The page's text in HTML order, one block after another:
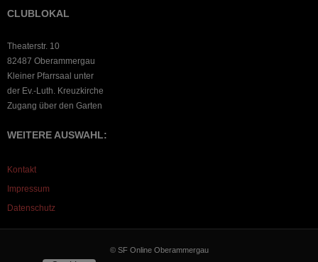
CLUBLOKAL
Theaterstr. 10
82487 Oberammergau
Kleiner Pfarrsaal unter
der Ev.-Luth. Kreuzkirche
Zugang über den Garten
WEITERE AUSWAHL:
Kontakt
Impressum
Datenschutz
© SF Online Oberammergau